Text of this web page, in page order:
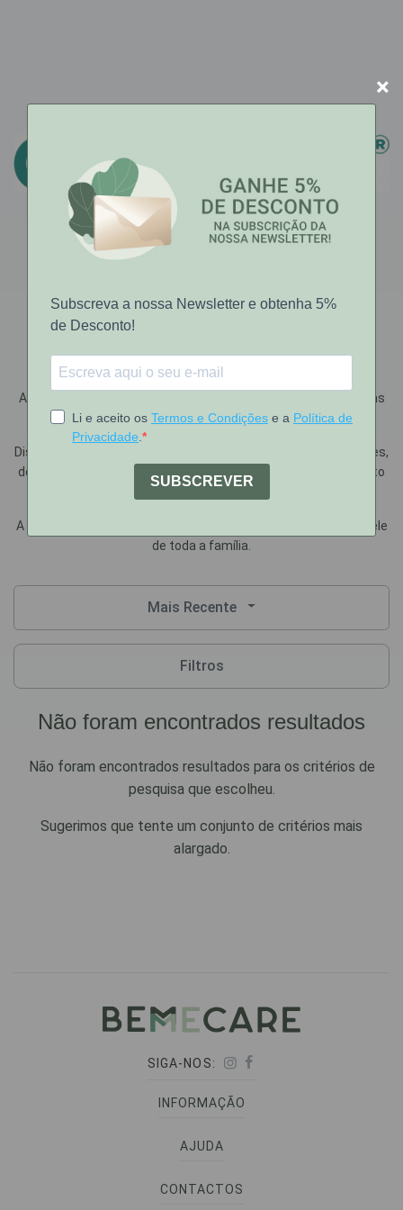
GERMISDIN
higiene corporal e intima do reconhecido grupo ISDIN.
Assenta-se pela qualidade do produto de forma a satisfazer as
necessidades do utilizadores.
Dispõe de uma gama de produtos para diferentes necessidades,
desde a higiene corporal até à higiene intima feminina do adulto
e da criança, passando pela higiene antissética.
A BeMeCare aconselha Germisdin® para o cuidado diário da pele
de toda a família.
Mais Recente
Filtros
Não foram encontrados resultados
Não foram encontrados resultados para os critérios de
pesquisa que escolheu.
Sugerimos que tente um conjunto de critérios mais
alargado.
SIGA-NOS:
INFORMAÇÃO
AJUDA
CONTACTOS
×